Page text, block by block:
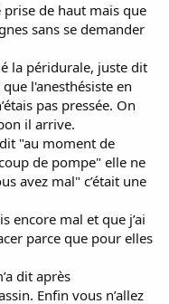
prise de haut mais que
sans se demander
la péridurale, juste dit
l'anesthésiste en
pas pressée. On
il arrive.
"au moment de
de pompe" elle ne
avez mal" c’était une
encore mal et que j’ai
parce que pour elles
dit après
Enfin vous n’allez